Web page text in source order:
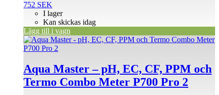
752 SEK
I lager
Kan skickas idag
Lägg till i vagn
Aqua Master – pH, EC, CF, PPM och
Termo Combo Meter P700 Pro 2